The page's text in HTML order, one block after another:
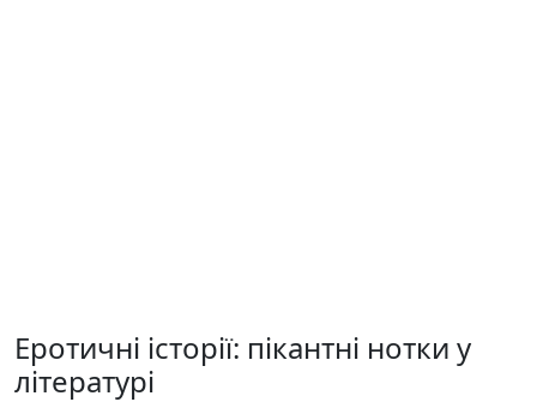
Еротичні історії: пікантні нотки у
літературі